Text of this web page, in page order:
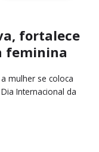
fortalece
feminina
mulher se coloca
Internacional da